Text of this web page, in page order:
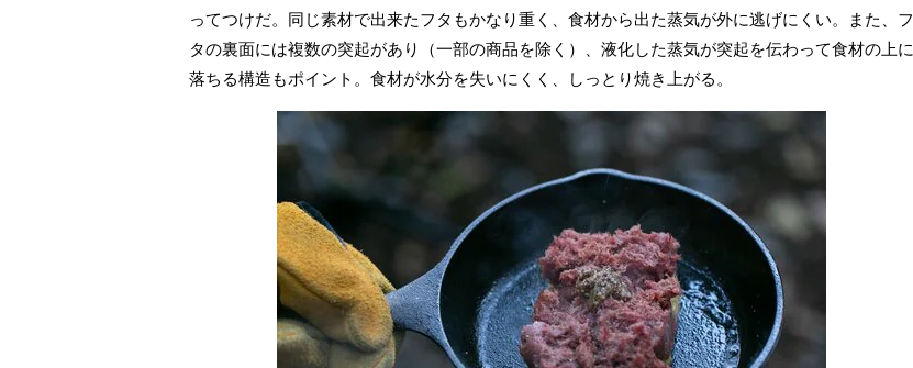
ってつけだ。同じ素材で出来たフタもかなり重く、食材から出た蒸気が外に逃げにくい。また、フ
タの裏面には複数の突起があり（一部の商品を除く）、液化した蒸気が突起を伝わって食材の上に
落ちる構造もポイント。食材が水分を失いにくく、しっとり焼き上がる。